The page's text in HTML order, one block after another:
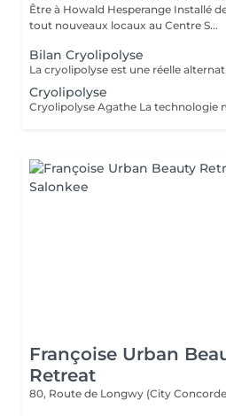
Être à Howald Hesperange Installé
tout nouveaux locaux au Centre S...
Bilan Cryolipolyse
Cryolipolyse
Françoise Urban
Retreat
80, Route de Longwy (City